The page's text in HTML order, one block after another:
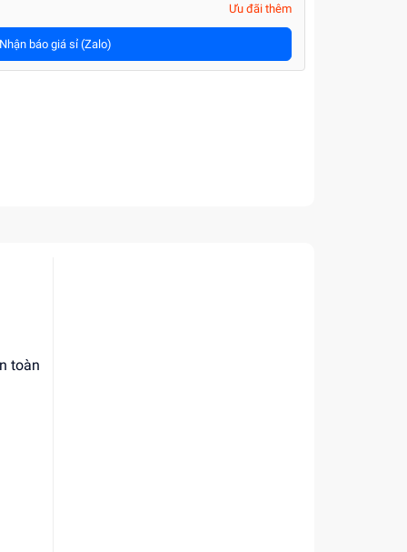
Ưu đãi thêm
Nhận báo giá sỉ (Zalo)
toàn